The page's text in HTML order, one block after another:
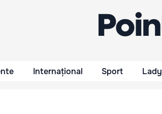
Internațional Sport Lady